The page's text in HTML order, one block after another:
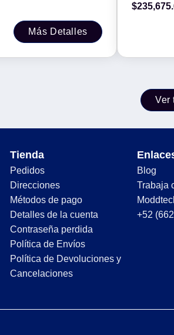
Más Detalles
$
Ver
Tienda
Pedidos
Direcciones
Métodos de pago
Detalles de la cuenta
Contraseña perdida
Política de Envíos
Política de Devoluciones y
Cancelaciones
Blog
Trabaja
+52